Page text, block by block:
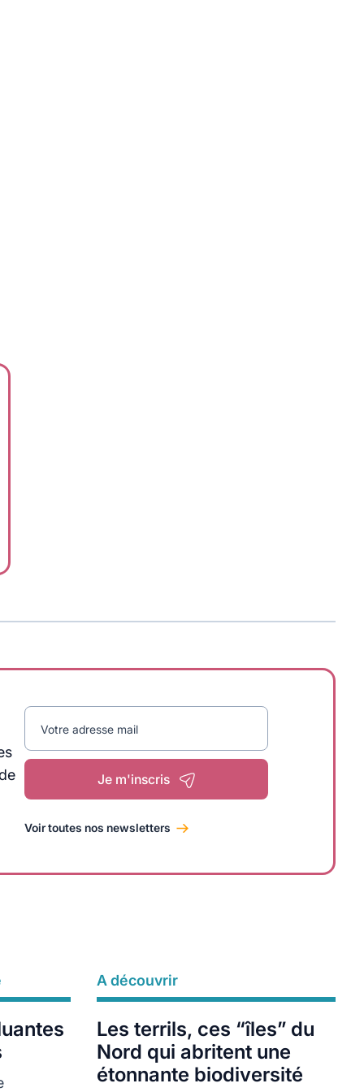
Votre adresse mail
Je m'inscris
Voir toutes nos newsletters
A découvrir
Les terrils, ces “îles” du
Nord qui abritent une
étonnante biodiversité
Lire plus